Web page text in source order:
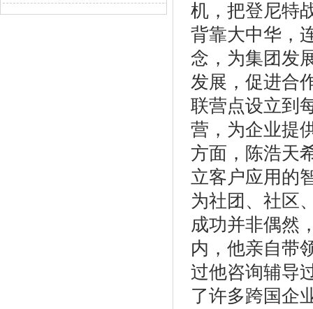
机，把登尼特
背靠大中华，
念，为集团发
发展，促进合
联营点设立到
营，为企业提
方面，陈浩天
立客户应用的
为社团、社区
成功并非偶然
内，他亲自带
过他咨询辅导
了许多跨国企